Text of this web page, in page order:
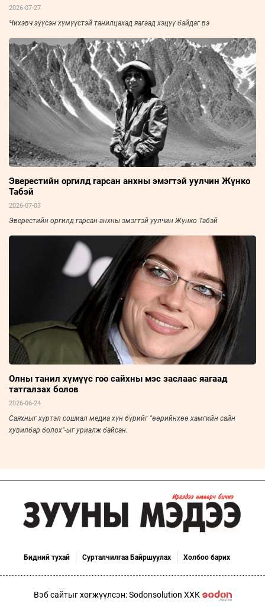
2026-07-27
Чихэвч зүүсэн хүмүүстэй танилцахад яагаад хэцүү байдаг вэ
Эверестийн оргилд гарсан анхны эмэгтэй уулчин Жүнко
Табэй
2026-07-03
Эверестийн оргилд гарсан анхны эмэгтэй уулчин Жүнко Табэй
Олны танил хүмүүс гоо сайхны мэс заслаас яагаад
татгалзах болов
2026-06-24
Саяхныг хүртэл сошиал медиа хүн бүрийг "өөрийнхөө хамгийн сайн
хувилбар болох"-ыг уриалж байсан.
Бидний тухай Сурталчилгаа Байршуулах Холбоо барих
Вэб сайтыг хөгжүүлсэн: Sodonsolution ХХК